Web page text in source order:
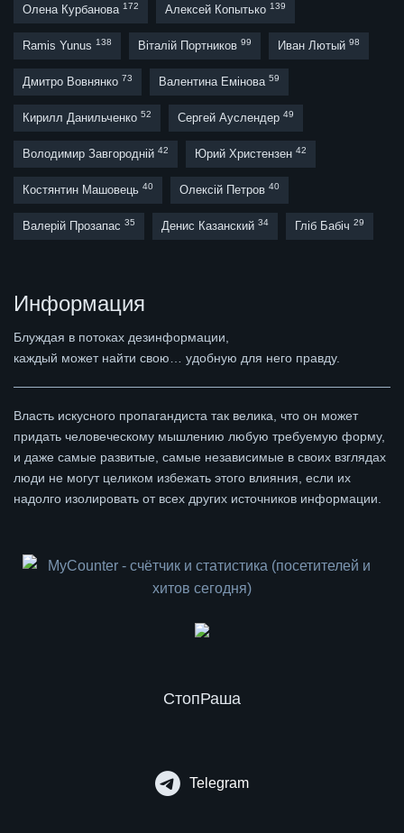
Олена Курбанова 172 Алексей Копытько 139
Ramis Yunus 138 Віталій Портников 99 Иван Лютый 98
Дмитро Вовнянко 73 Валентина Емінова 59
Кирилл Данильченко 52 Сергей Ауслендер 49
Володимир Завгородній 42 Юрий Христензен 42
Костянтин Машовець 40 Олексій Петров 40
Валерій Прозапас 35 Денис Казанский 34 Гліб Бабіч 29
Информация
Блуждая в потоках дезинформации,
каждый может найти свою… удобную для него правду.
Власть искусного пропагандиста так велика, что он может
придать человеческому мышлению любую требуемую форму,
и даже самые развитые, самые независимые в своих взглядах
люди не могут целиком избежать этого влияния, если их
надолго изолировать от всех других источников информации.
СтопРаша
Telegram